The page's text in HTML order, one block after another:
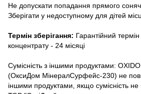
Не допускати попадання прямого
Зберігати у недоступному для дітей
Термін зберігання: Гарантійний термін
концентрату - 24 місяці
Сумісність з іншими продуктами:
(ОксиДом МінералСурфейс-230) не
іншими продуктами, якщо сумісність не